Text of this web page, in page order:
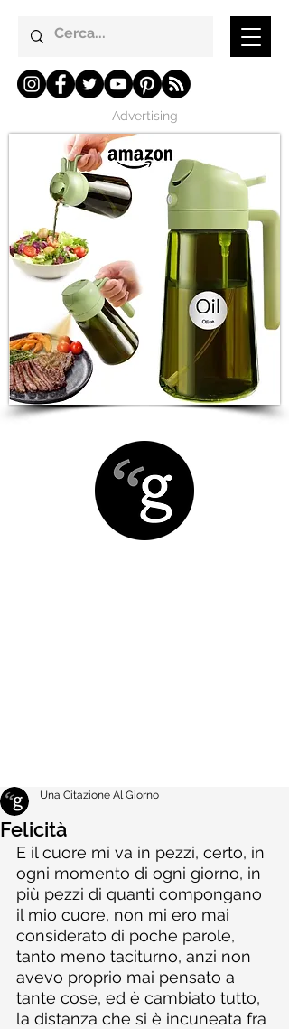
Advertising
Felicità
Una Citazione Al Giorno
E il cuore mi va in pezzi, certo, in
ogni momento di ogni giorno, in
più pezzi di quanti compongano
il mio cuore, non mi ero mai
considerato di poche parole,
tanto meno taciturno, anzi non
avevo proprio mai pensato a
tante cose, ed è cambiato tutto,
la distanza che si è incuneata fra